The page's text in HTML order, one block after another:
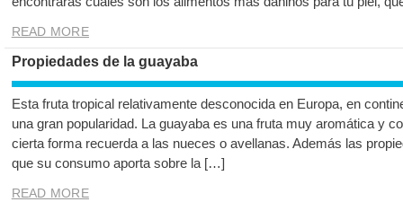
READ MORE
Propiedades de la guayaba
Esta fruta tropical relativamente desconocida en Europa, en
una gran popularidad. La guayaba es una fruta muy aromática y
cierta forma recuerda a las nueces o avellanas. Además las
que su consumo aporta sobre la […]
READ MORE